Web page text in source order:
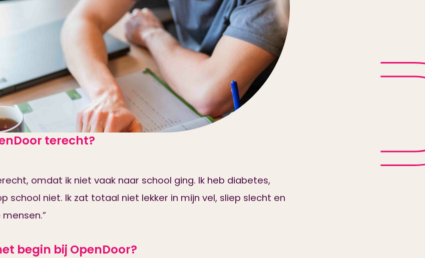
terecht?
omdat ik niet vaak naar school ging. Ik heb diabetes,
school niet. Ik zat totaal niet lekker in mijn vel, sliep slecht en
begin bij OpenDoor?